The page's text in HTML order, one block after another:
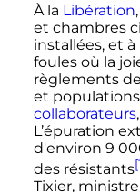
À la Libération
et chambres
installées, et
foules où la
règlements
et
collaborateurs
L’épuration
d'environ 9
des résistants
Tixier,